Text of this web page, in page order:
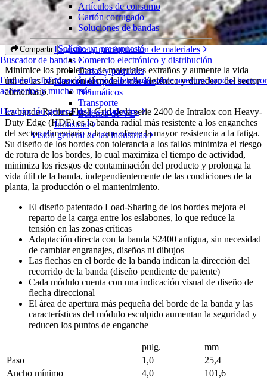
Buscador de bandas
Encuentre Información técnica detallada sobre nuestras bandas
accesorios y mucho más
Descripción general de los productos
Artículos de consumo
Cartón corrugado
Soluciones de bandas
Logística y manipulación de materiales
Comercio electrónico y distribución
Cartas y paquetes
Neumáticos y Automoción
Neumáticos
Transporte
Baterías de VE
Industrial
Visión general de las industrias
Radius Flush Grid con borde Heavy-Duty
Serie 2400
Compartir Solicite un presupuesto
Minimice los problemas de materiales extraños y aumente la vida
útil de las bandas con el modelo más higiénico y duradero del sector
alimentario.
La banda Radius Flush Grid de la serie 2400 de Intralox con Heavy-
Duty Edge (HDE) es la banda radial más resistente a los enganches
del sector alimentario y la que ofrece la mayor resistencia a la fatiga.
Su diseño de los bordes con tolerancia a los fallos minimiza el riesgo
de rotura de los bordes, lo cual maximiza el tiempo de actividad,
minimiza los riesgos de contaminación del producto y prolonga la
vida útil de la banda, independientemente de las condiciones de la
planta, la producción o el mantenimiento.
El diseño patentado Load-Sharing de los bordes mejora el
reparto de la carga entre los eslabones, lo que reduce la
tensión en las zonas críticas
Adaptación directa con la banda S2400 antigua, sin necesidad
de cambiar engranajes, diseños ni dibujos
Las flechas en el borde de la banda indican la dirección del
recorrido de la banda (diseño pendiente de patente)
Cada módulo cuenta con una indicación visual de diseño de
flecha direccional
El área de apertura más pequeña del borde de la banda y las
características del módulo esculpido aumentan la seguridad y
reducen los puntos de enganche
pulg.
mm
Paso
1,0
25,4
Ancho mínimo
4,0
101,6